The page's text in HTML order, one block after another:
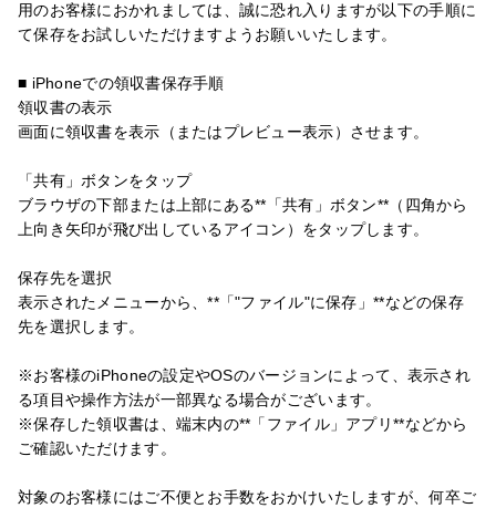
用のお客様におかれましては、誠に恐れ入りますが以下の手順に
て保存をお試しいただけますようお願いいたします。
■ iPhoneでの領収書保存手順
領収書の表示
画面に領収書を表示（またはプレビュー表示）させます。
「共有」ボタンをタップ
ブラウザの下部または上部にある**「共有」ボタン**（四角から
上向き矢印が飛び出しているアイコン）をタップします。
保存先を選択
表示されたメニューから、**「"ファイル"に保存」**などの保存
先を選択します。
※お客様のiPhoneの設定やOSのバージョンによって、表示され
る項目や操作方法が一部異なる場合がございます。
※保存した領収書は、端末内の**「ファイル」アプリ**などから
ご確認いただけます。
対象のお客様にはご不便とお手数をおかけいたしますが、何卒ご